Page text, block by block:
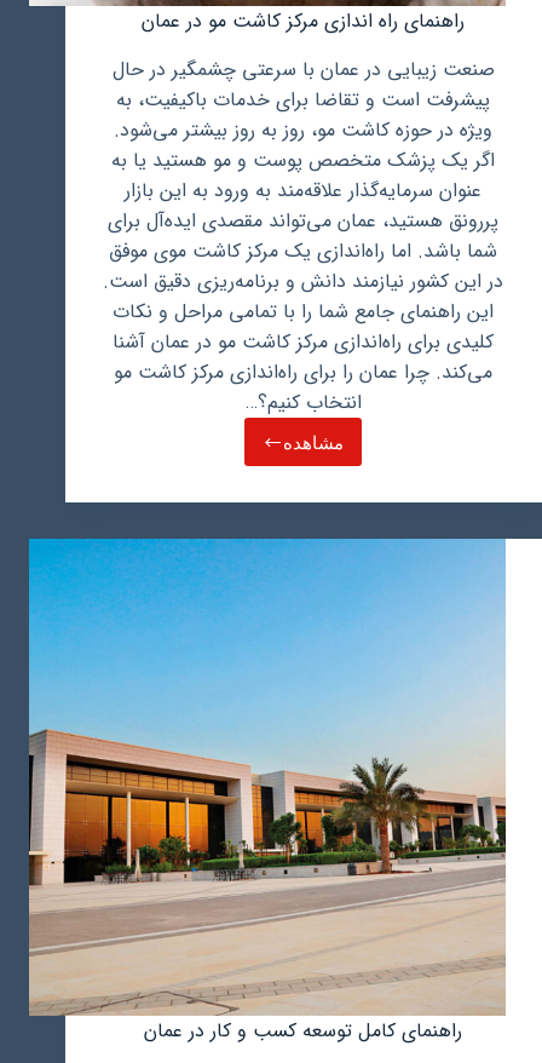
راهنمای راه اندازی مرکز کاشت مو در عمان
صنعت زیبایی در عمان با سرعتی چشمگیر در حال
پیشرفت است و تقاضا برای خدمات باکیفیت، به
ویژه در حوزه کاشت مو، روز به روز بیشتر می‌شود.
اگر یک پزشک متخصص پوست و مو هستید یا به
عنوان سرمایه‌گذار علاقه‌مند به ورود به این بازار
پررونق هستید، عمان می‌تواند مقصدی ایده‌آل برای
شما باشد. اما راه‌اندازی یک مرکز کاشت موی موفق
در این کشور نیازمند دانش و برنامه‌ریزی دقیق است.
این راهنمای جامع شما را با تمامی مراحل و نکات
کلیدی برای راه‌اندازی مرکز کاشت مو در عمان آشنا
می‌کند. چرا عمان را برای راه‌اندازی مرکز کاشت مو
انتخاب کنیم؟…
مشاهدهراهنمای
اندازی
کاشت
راهنمای کامل توسعه کسب و کار در عمان